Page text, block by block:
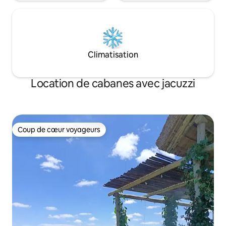
Climatisation
Location de cabanes avec jacuzzi
Coup de cœur voyageurs
Coup de cœur voyageurs